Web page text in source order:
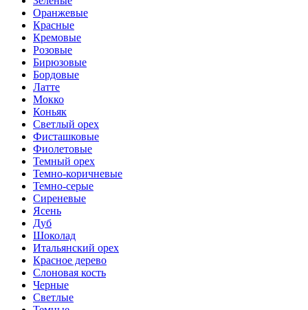
Оранжевые
Красные
Кремовые
Розовые
Бирюзовые
Бордовые
Латте
Мокко
Коньяк
Светлый орех
Фисташковые
Фиолетовые
Темный орех
Темно-коричневые
Темно-серые
Сиреневые
Ясень
Дуб
Шоколад
Итальянский орех
Красное дерево
Слоновая кость
Черные
Светлые